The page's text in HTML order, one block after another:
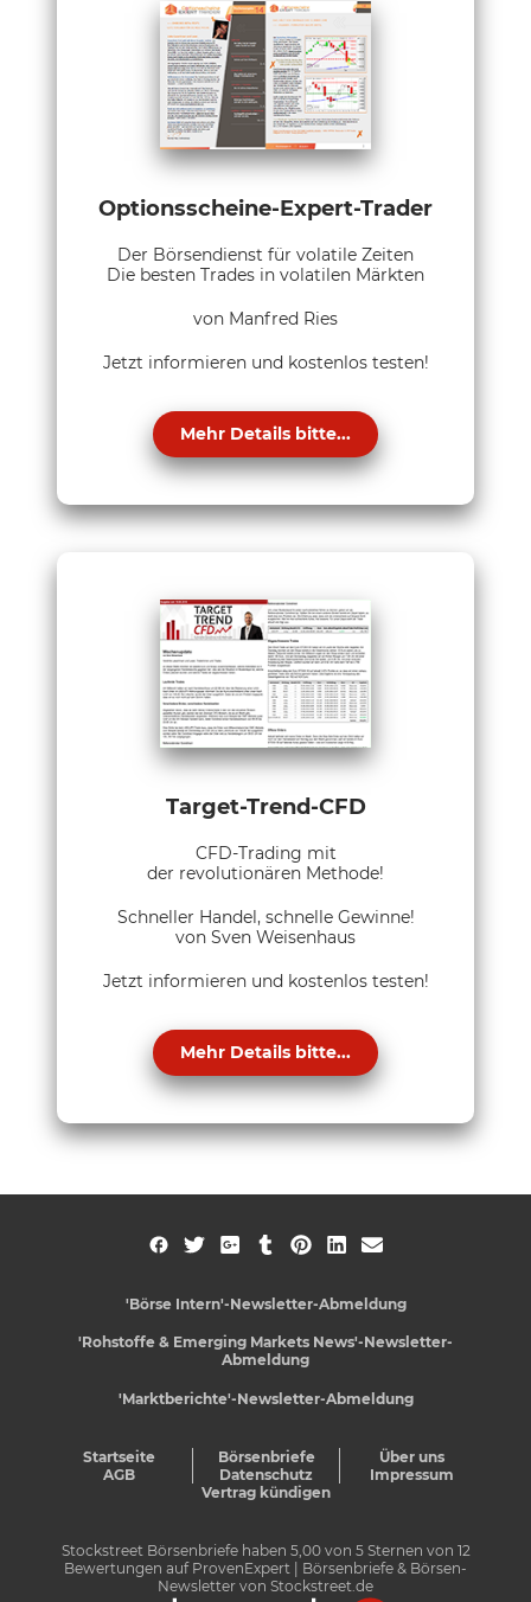
Optionsscheine-Expert-Trader
Der Börsendienst für volatile Zeiten
Die besten Trades in volatilen Märkten
von Manfred Ries
Jetzt informieren und kostenlos testen!
Mehr Details bitte...
Target-Trend-CFD
CFD-Trading mit
der revolutionären Methode!
Schneller Handel, schnelle Gewinne!
von Sven Weisenhaus
Jetzt informieren und kostenlos testen!
Mehr Details bitte...
'Börse Intern'-Newsletter-Abmeldung
'Rohstoffe & Emerging Markets News'-Newsletter-
Abmeldung
'Marktberichte'-Newsletter-Abmeldung
Startseite Börsenbriefe
Über uns
AGB
Datenschutz
Impressum
Vertrag kündigen
Stockstreet Börsenbriefe haben 5,00von 5Sternen von 12
Bewertungen auf ProvenExpert
| Börsenbriefe & Börsen-
Newsletter von Stockstreet.de